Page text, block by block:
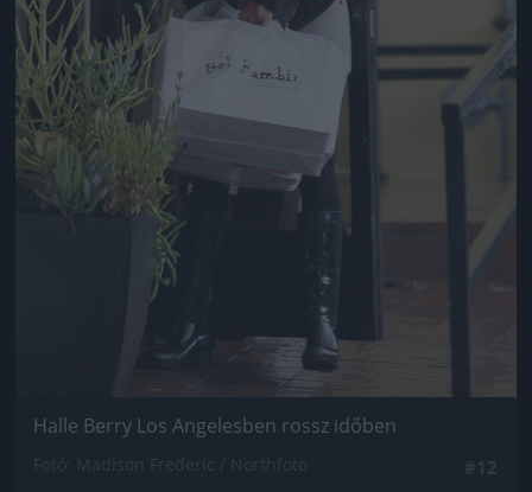
Halle Berry Los Angelesben rossz időben